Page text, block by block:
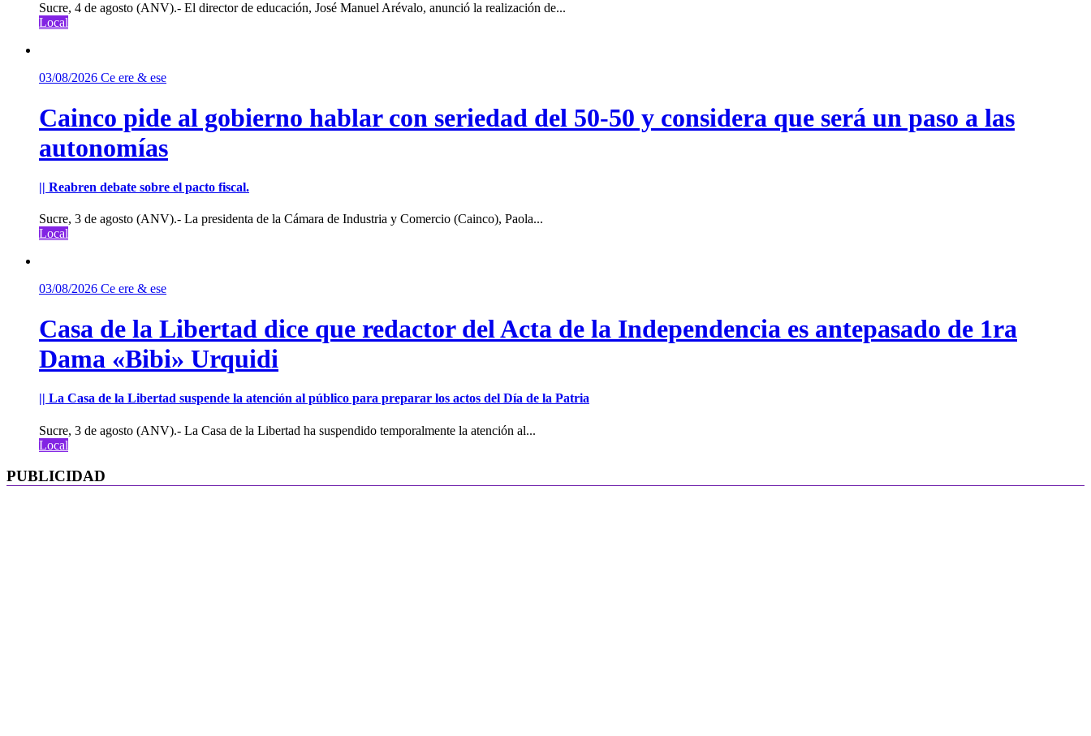
Sucre, 4 de agosto (ANV).- El director de educación, José Manuel Arévalo, anunció la realización de...
Local
03/08/2026 Ce ere & ese
Cainco pide al gobierno hablar con seriedad del 50-50 y considera que será un paso a las
autonomías
|| Reabren debate sobre el pacto fiscal.
Sucre, 3 de agosto (ANV).- La presidenta de la Cámara de Industria y Comercio (Cainco), Paola...
Local
03/08/2026 Ce ere & ese
Casa de la Libertad dice que redactor del Acta de la Independencia es antepasado de 1ra
Dama «Bibi» Urquidi
|| La Casa de la Libertad suspende la atención al público para preparar los actos del Día de la Patria
Sucre, 3 de agosto (ANV).- La Casa de la Libertad ha suspendido temporalmente la atención al...
Local
PUBLICIDAD